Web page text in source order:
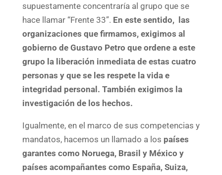
supuestamente concentraría al grupo que se
hace llamar “Frente 33”. En este sentido, las
organizaciones que firmamos, exigimos al
gobierno de Gustavo Petro que ordene a este
grupo la liberación inmediata de estas cuatro
personas y que se les respete la vida e
integridad personal. También exigimos la
investigación de los hechos.
Igualmente, en el marco de sus competencias y
mandatos, hacemos un llamado a los países
garantes como Noruega, Brasil y México y
países acompañantes como España, Suiza,